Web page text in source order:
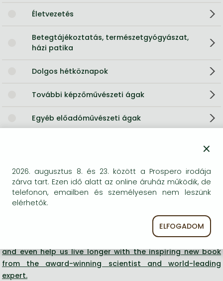
Életvezetés
Betegtájékoztatás, természetgyógyászat,
házi patika
Dolgos hétköznapok
További képzőművészeti ágak
Egyéb előadóművészeti ágak
Hosszú leírás:
THESUNDAY TIMESBESTSELLER
SHORTLISTED FOR THE WOMEN'S PRIZE FOR NON-FICTION
Discover how art can improve our health, make us happier
and even help us live longer with the inspiring new book
from the award-winning scientist and world-leading
expert.
×
2026. augusztus 8. és 23. között a Prospero irodája
zárva tart. Ezen idő alatt az online áruház működik, de
telefonon, emailben és személyesen nem leszünk
elérhetők.
ELFOGADOM